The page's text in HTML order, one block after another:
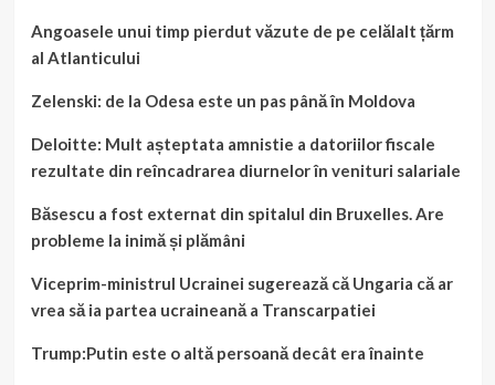
Angoasele unui timp pierdut văzute de pe celălalt țărm
al Atlanticului
Zelenski: de la Odesa este un pas până în Moldova
Deloitte: Mult așteptata amnistie a datoriilor fiscale
rezultate din reîncadrarea diurnelor în venituri salariale
Băsescu a fost externat din spitalul din Bruxelles. Are
probleme la inimă și plămâni
Viceprim-ministrul Ucrainei sugerează că Ungaria că ar
vrea să ia partea ucraineană a Transcarpatiei
Trump:Putin este o altă persoană decât era înainte